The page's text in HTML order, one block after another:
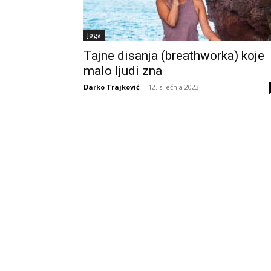
Joga
Tajne disanja (breathworka) koje
malo ljudi zna
Darko Trajković - 12. siječnja 2023.